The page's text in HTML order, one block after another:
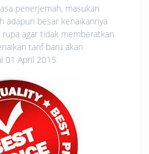
penerjemah, masukan
adapun besar kenaikannya
agar tidak memberatkan
tarif baru akan
01 April 2015.